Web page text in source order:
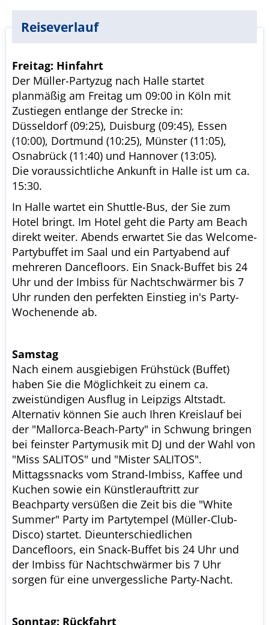
Reiseverlauf
Freitag: Hinfahrt
Der Müller-Partyzug nach Halle startet
planmäßig am Freitag um 09:00 in Köln mit
Zustiegen entlange der Strecke in:
Düsseldorf (09:25), Duisburg (09:45), Essen
(10:00), Dortmund (10:25), Münster (11:05),
Osnabrück (11:40) und Hannover (13:05).
Die voraussichtliche Ankunft in Halle ist um ca.
15:30.
In Halle wartet ein Shuttle-Bus, der Sie zum
Hotel bringt. Im Hotel geht die Party am Beach
direkt weiter. Abends erwartet Sie das Welcome-
Partybuffet im Saal und ein Partyabend auf
mehreren Dancefloors. Ein Snack-Buffet bis 24
Uhr und der Imbiss für Nachtschwärmer bis 7
Uhr runden den perfekten Einstieg in's Party-
Wochenende ab.
Samstag
Nach einem ausgiebigen Frühstück (Buffet)
haben Sie die Möglichkeit zu einem ca.
zweistündigen Ausflug in Leipzigs Altstadt.
Alternativ können Sie auch Ihren Kreislauf bei
der "Mallorca-Beach-Party" in Schwung bringen
bei feinster Partymusik mit DJ und der Wahl von
"Miss SALITOS" und "Mister SALITOS".
Mittagssnacks vom Strand-Imbiss, Kaffee und
Kuchen sowie ein Künstlerauftritt zur
Beachparty versüßen die Zeit bis die "White
Summer" Party im Partytempel (Müller-Club-
Disco) startet. Dieunterschiedlichen
Dancefloors, ein Snack-Buffet bis 24 Uhr und
der Imbiss für Nachtschwärmer bis 7 Uhr
sorgen für eine unvergessliche Party-Nacht.
Sonntag: Rückfahrt